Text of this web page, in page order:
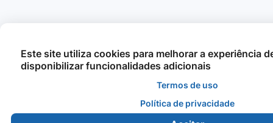
Este site utiliza cookies para melhorar a experiência
disponibilizar funcionalidades adicionais
Termos de uso
Política de privacidade